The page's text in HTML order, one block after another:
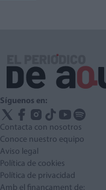
Síguenos en:
Contacta con nosotros
Conoce nuestro equipo
Aviso legal
Política de cookies
Política de privacidad
Amb el finançament de: